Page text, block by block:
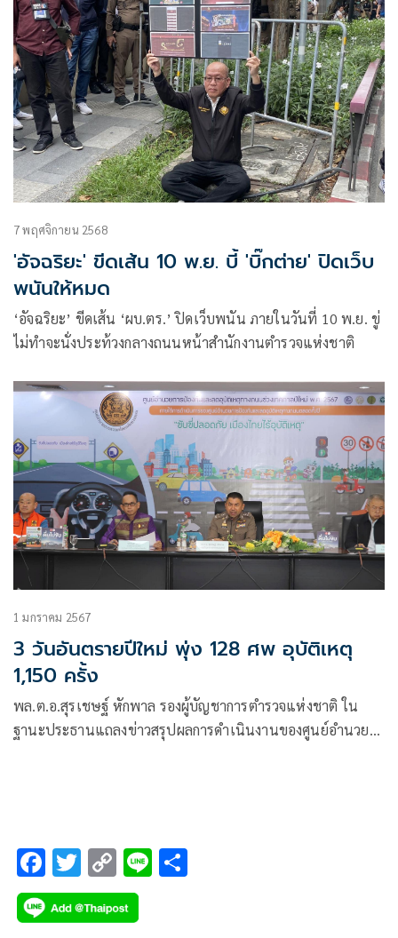
7 พฤศจิกายน 2568
'อัจฉริยะ' ขีดเส้น 10 พ.ย. บี้ 'บิ๊กต่าย' ปิดเว็บ
พนันให้หมด
‘อัจฉริยะ’ ขีดเส้น ‘ผบ.ตร.’ ปิดเว็บพนัน ภายในวันที่ 10 พ.ย. ขู่
ไม่ทำจะนั่งประท้วงกลางถนนหน้าสำนักงานตำรวจแห่งชาติ
1 มกราคม 2567
3 วันอันตรายปีใหม่ พุ่ง 128 ศพ อุบัติเหตุ
1,150 ครั้ง
พล.ต.อ.สุรเชษฐ์ หักพาล รองผู้บัญชาการตำรวจแห่งชาติ ใน
ฐานะประธานแถลงข่าวสรุปผลการดำเนินงานของศูนย์อำนวย
F
ac
e
T
wi
tt
C
o
p
Li